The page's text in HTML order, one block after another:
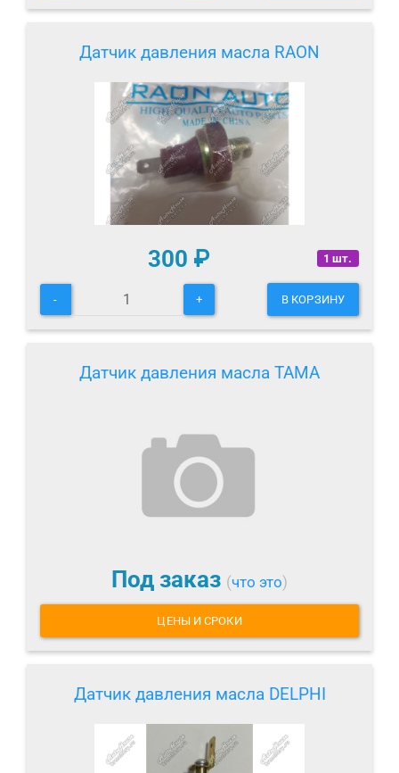
Датчик давления масла RAON
1 шт.
300 ₽
- + В КОРЗИНУ
Датчик давления масла TAMA
Под заказ (что это)
ЦЕНЫ И СРОКИ
Датчик давления масла DELPHI